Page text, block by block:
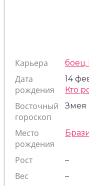
Карьера
Дата
рождения
14
Кто
Восточный
гороскоп
Змея
Место
рождения
Рост –
Вес –